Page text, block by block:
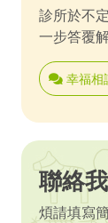
診所於不
一步答覆解
幸福相
聯絡
煩請填寫